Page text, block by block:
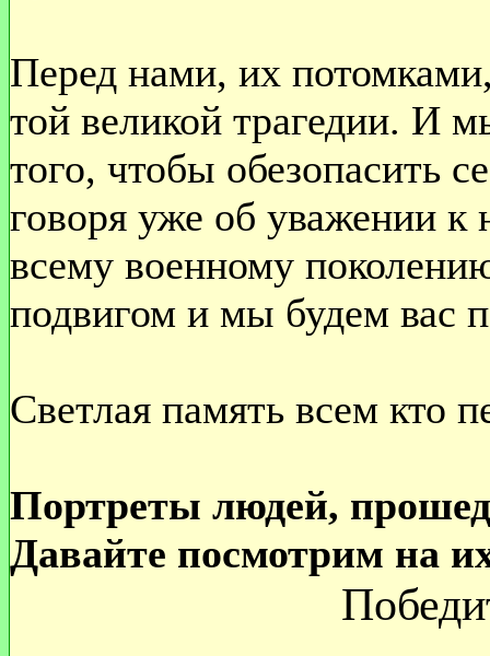
Перед нами, их
той великой трагедии. И
того, чтобы обезопасить
говоря уже об уважении
всему военному
подвигом и мы будем вас
Светлая память всем кто
Портреты людей,
Давайте посмотрим на